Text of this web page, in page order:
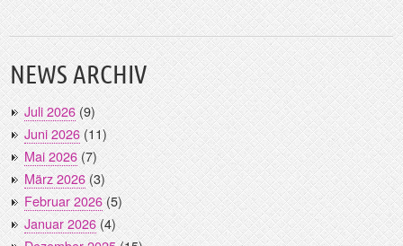
NEWS ARCHIV
Juli 2026(9)
Juni 2026(11)
Mai 2026(7)
März 2026(3)
Februar 2026(5)
Januar 2026(4)